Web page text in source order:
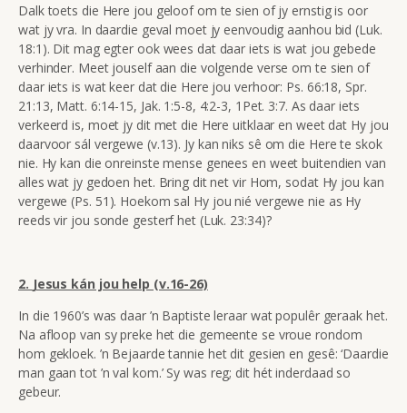
Dalk toets die Here jou geloof om te sien of jy ernstig is oor
wat jy vra. In daardie geval moet jy eenvoudig aanhou bid (Luk.
18:1). Dit mag egter ook wees dat daar iets is wat jou gebede
verhinder. Meet jouself aan die volgende verse om te sien of
daar iets is wat keer dat die Here jou verhoor: Ps. 66:18, Spr.
21:13, Matt. 6:14-15, Jak. 1:5-8, 4:2-3, 1Pet. 3:7. As daar iets
verkeerd is, moet jy dit met die Here uitklaar en weet dat Hy jou
daarvoor sál vergewe (v.13). Jy kan niks sê om die Here te skok
nie. Hy kan die onreinste mense genees en weet buitendien van
alles wat jy gedoen het. Bring dit net vir Hom, sodat Hy jou kan
vergewe (Ps. 51). Hoekom sal Hy jou nié vergewe nie as Hy
reeds vir jou sonde gesterf het (Luk. 23:34)?
2. Jesus kán jou help (v.16-26)
In die 1960’s was daar ’n Baptiste leraar wat populêr geraak het.
Na afloop van sy preke het die gemeente se vroue rondom
hom gekloek. ’n Bejaarde tannie het dit gesien en gesê: ‘Daardie
man gaan tot ’n val kom.’ Sy was reg; dit hét inderdaad so
gebeur.